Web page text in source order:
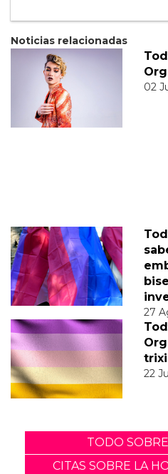
Noticias relacionadas
02
27
22
TODO
CITAS SOBRE LA